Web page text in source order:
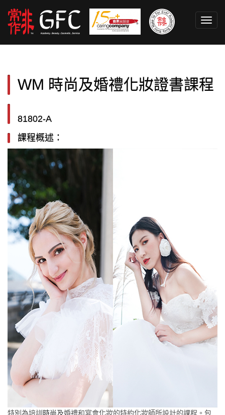
WM 時尚及婚禮化妝證書課程
81802-A
課程概述：
特別為培訓時尚及婚禮和宴會化妝的特約化妝師所設計的課程。包